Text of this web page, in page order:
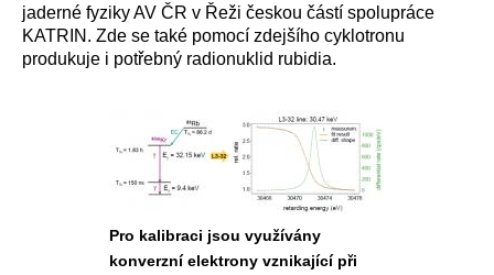
jaderné fyziky AV ČR v Řeži českou částí spolupráce
KATRIN. Zde se také pomocí zdejšího cyklotronu
produkuje i potřebný radionuklid rubidia.
Pro kalibraci jsou využívány
konverzní elektrony vznikající při